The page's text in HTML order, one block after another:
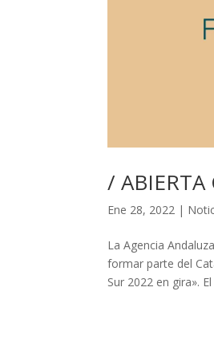
/
Ene 28, 2022 |
La Agencia
formar parte del
Sur 2022 en gira».